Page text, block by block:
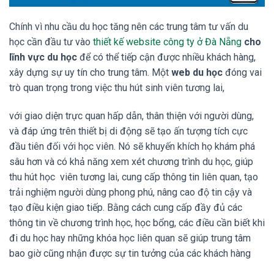
Chính vì nhu cầu du học tăng nên các trung tâm tư vấn du
học cần đầu tư vào thiết kế website công ty ở Đà Nẵng cho
lĩnh vực du học để có thể tiếp cận được nhiều khách hàng,
xây dựng sự uy tín cho trung tâm. Một web du học đóng vai
trò quan trọng trong việc thu hút sinh viên tương lai,
với giao diện trực quan hấp dẫn, thân thiện với người dùng,
và đáp ứng trên thiết bị di động sẽ tạo ấn tượng tích cực
đầu tiên đối với học viên. Nó sẽ khuyến khích họ khám phá
sâu hơn và có khả năng xem xét chương trình du học, giúp
thu hút học viên tương lai, cung cấp thông tin liên quan, tạo
trải nghiệm người dùng phong phú, nâng cao độ tin cậy và
tạo điều kiện giao tiếp. Bằng cách cung cấp đầy đủ các
thông tin về chương trình học, học bổng, các điều cần biết khi
đi du học hay những khóa học liên quan sẽ giúp trung tâm
bao giờ cũng nhận được sự tin tưởng của các khách hàng